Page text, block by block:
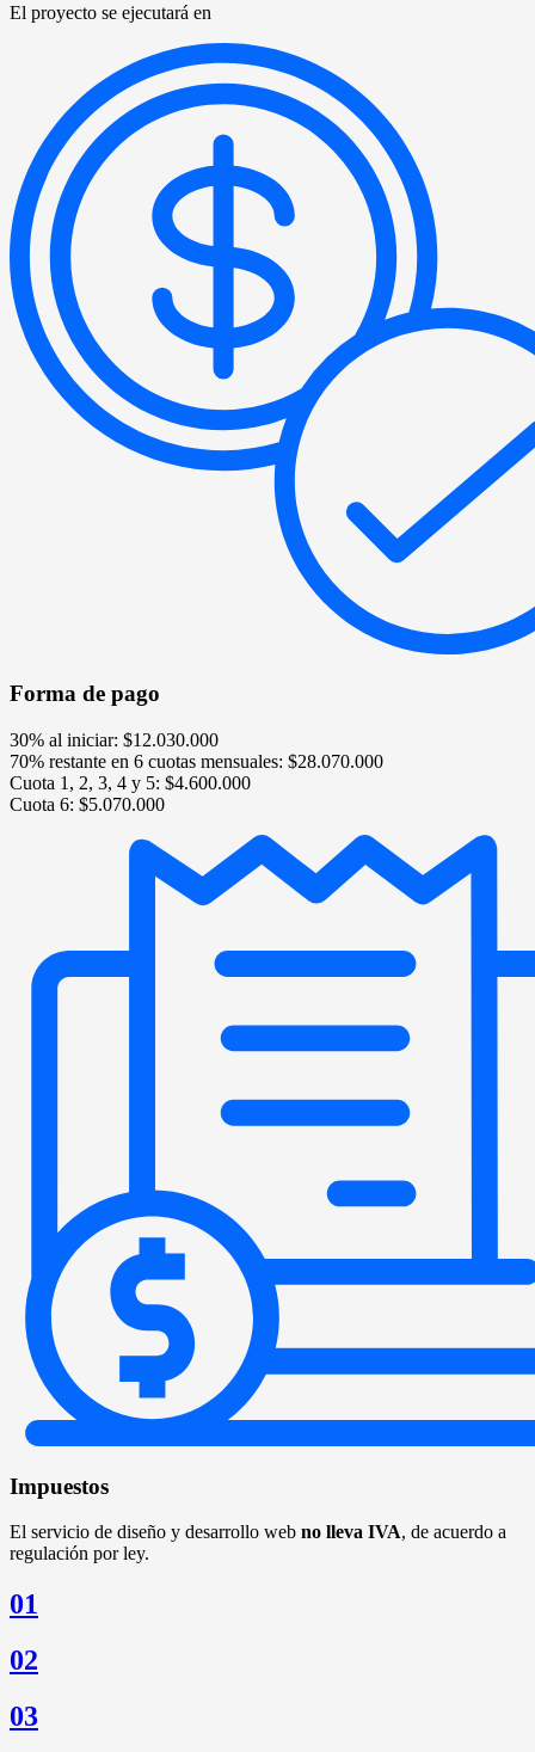
El proyecto se ejecutará en
Forma de pago
30% al iniciar: $12.030.000
70% restante en 6 cuotas mensuales: $28.070.000
Cuota 1, 2, 3, 4 y 5: $4.600.000
Cuota 6: $5.070.000
Impuestos
El servicio de diseño y desarrollo web no lleva IVA, de acuerdo a
regulación por ley.
01
02
03